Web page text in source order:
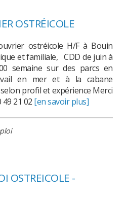
OSTRÉICOLE
ostréicole H/F à Bouin
et familiale, CDD de juin à
semaine sur des parcs en
en mer et à la cabane
profil et expérience Merci
21 02 [en savoir plus]
OSTREICOLE -